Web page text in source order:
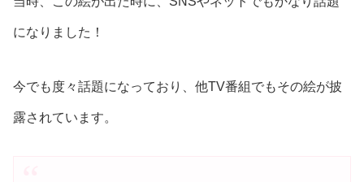
になりました！
今でも度々話題になっており、他TV番組でもその絵が披
露されています。